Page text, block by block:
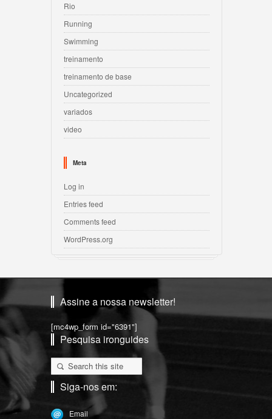
Rio
Running
Swimming
treinamento
treinamento de base
Uncategorized
variados
video
Meta
Log in
Entries feed
Comments feed
WordPress.org
Assine a nossa newsletter!
[mc4wp_form id="6391"]
Pesquisa ironguides
Siga-nos em:
Email